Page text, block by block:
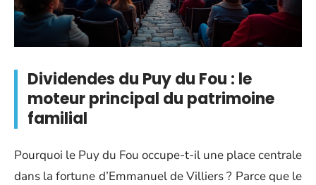
Dividendes du Puy du Fou : le
moteur principal du patrimoine
familial
Pourquoi le Puy du Fou occupe-t-il une place centrale
dans la fortune d’Emmanuel de Villiers ? Parce que le